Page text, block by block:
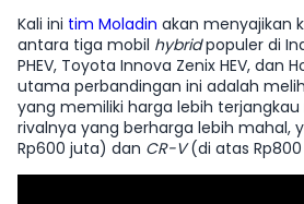
Kali ini tim Moladin akan menyajikan
antara tiga mobil hybridpopuler di
PHEV, Toyota Innova Zenix HEV, dan
utama perbandingan ini adalah
yang memiliki harga lebih
rivalnya yang berharga lebih mahal,
Rp600 juta) dan CR-V(di atas